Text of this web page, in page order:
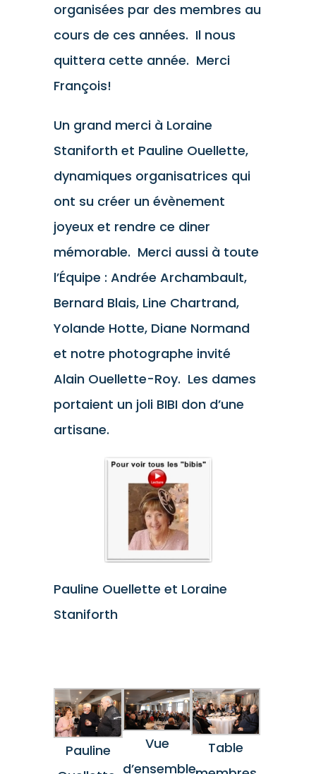
organisées par des membres au
cours de ces années. Il nous
quittera cette année. Merci
François!
Un grand merci à Loraine
Staniforth et Pauline Ouellette,
dynamiques organisatrices qui
ont su créer un évènement
joyeux et rendre ce diner
mémorable. Merci aussi à toute
l’Équipe : Andrée Archambault,
Bernard Blais, Line Chartrand,
Yolande Hotte, Diane Normand
et notre photographe invité
Alain Ouellette-Roy. Les dames
portaient un joli BIBI don d’une
artisane.
Pauline Ouellette et Loraine
Staniforth
Pauline
Vue
d’ensemble,
Table